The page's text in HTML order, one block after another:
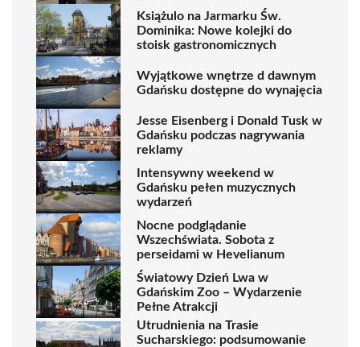
Książulo na Jarmarku Św.
Dominika: Nowe kolejki do
stoisk gastronomicznych
Wyjątkowe wnętrze d dawnym
Gdańsku dostępne do wynajęcia
Jesse Eisenberg i Donald Tusk w
Gdańsku podczas nagrywania
reklamy
Intensywny weekend w
Gdańsku pełen muzycznych
wydarzeń
Nocne podglądanie
Wszechświata. Sobota z
perseidami w Hevelianum
Światowy Dzień Lwa w
Gdańskim Zoo – Wydarzenie
Pełne Atrakcji
Utrudnienia na Trasie
Sucharskiego: podsumowanie